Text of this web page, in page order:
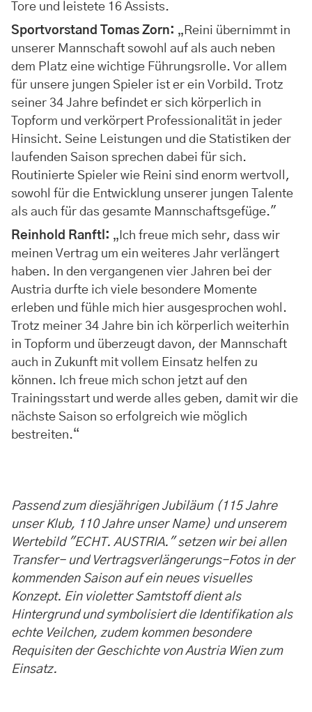
Tore und leistete 16 Assists.
Sportvorstand Tomas Zorn: „Reini übernimmt in
unserer Mannschaft sowohl auf als auch neben
dem Platz eine wichtige Führungsrolle. Vor allem
für unsere jungen Spieler ist er ein Vorbild. Trotz
seiner 34 Jahre befindet er sich körperlich in
Topform und verkörpert Professionalität in jeder
Hinsicht. Seine Leistungen und die Statistiken der
laufenden Saison sprechen dabei für sich.
Routinierte Spieler wie Reini sind enorm wertvoll,
sowohl für die Entwicklung unserer jungen Talente
als auch für das gesamte Mannschaftsgefüge."
Reinhold Ranftl: „Ich freue mich sehr, dass wir
meinen Vertrag um ein weiteres Jahr verlängert
haben. In den vergangenen vier Jahren bei der
Austria durfte ich viele besondere Momente
erleben und fühle mich hier ausgesprochen wohl.
Trotz meiner 34 Jahre bin ich körperlich weiterhin
in Topform und überzeugt davon, der Mannschaft
auch in Zukunft mit vollem Einsatz helfen zu
können. Ich freue mich schon jetzt auf den
Trainingsstart und werde alles geben, damit wir die
nächste Saison so erfolgreich wie möglich
bestreiten.“
Passend zum diesjährigen Jubiläum (115 Jahre
unser Klub, 110 Jahre unser Name) und unserem
Wertebild "ECHT. AUSTRIA." setzen wir bei allen
Transfer- und Vertragsverlängerungs-Fotos in der
kommenden Saison auf ein neues visuelles
Konzept. Ein violetter Samtstoff dient als
Hintergrund und symbolisiert die Identifikation als
echte Veilchen, zudem kommen besondere
Requisiten der Geschichte von Austria Wien zum
Einsatz.